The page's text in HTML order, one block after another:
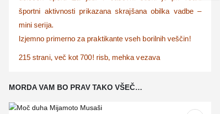
športni aktivnosti prikazana skrajšana obilka vadbe –
mini serija.
Izjemno primerno za praktikante vseh borilnih veščin!
215 strani, več kot 700! risb, mehka vezava
MORDA VAM BO PRAV TAKO VŠEČ…